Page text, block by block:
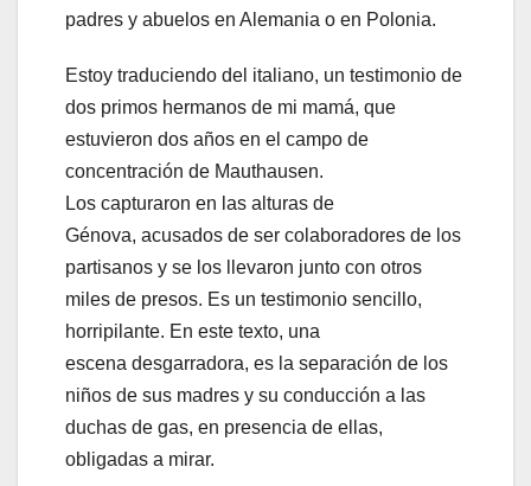
padres y abuelos en Alemania o en Polonia.
Estoy traduciendo del italiano, un testimonio de
dos primos hermanos de mi mamá, que
estuvieron dos años en el campo de
concentración de Mauthausen.
Los capturaron en las alturas de
Génova, acusados de ser colaboradores de los
partisanos y se los llevaron junto con otros
miles de presos. Es un testimonio sencillo,
horripilante. En este texto, una
escena desgarradora, es la separación de los
niños de sus madres y su conducción a las
duchas de gas, en presencia de ellas,
obligadas a mirar.